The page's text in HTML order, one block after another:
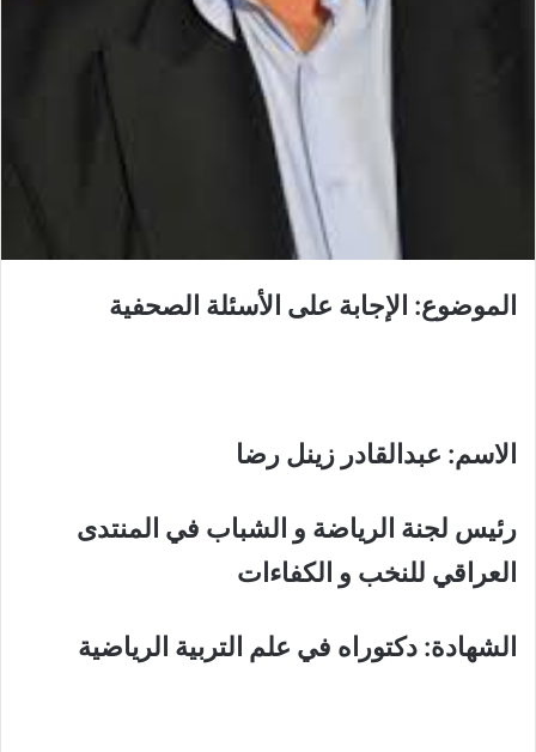
الموضوع: الإجابة على الأسئلة الصحفية
الاسم: عبدالقادر زينل رضا
رئيس لجنة الرياضة و الشباب في المنتدى
العراقي للنخب و الكفاءات
الشهادة: دكتوراه في علم التربية الرياضية